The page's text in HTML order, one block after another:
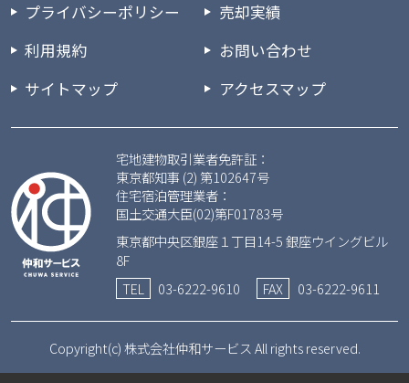
プライバシーポリシー
利用規約
サイトマップ
売却実績
お問い合わせ
アクセスマップ
宅地建物取引業者免許証：
東京都知事 (2) 第102647号
住宅宿泊管理業者：
国土交通大臣(02)第F01783号
東京都中央区銀座１丁目14-5 銀座ウイングビル
8F
TEL
03-6222-9610 FAX 03-6222-9611
Copyright(c) 株式会社仲和サービス All rights reserved.